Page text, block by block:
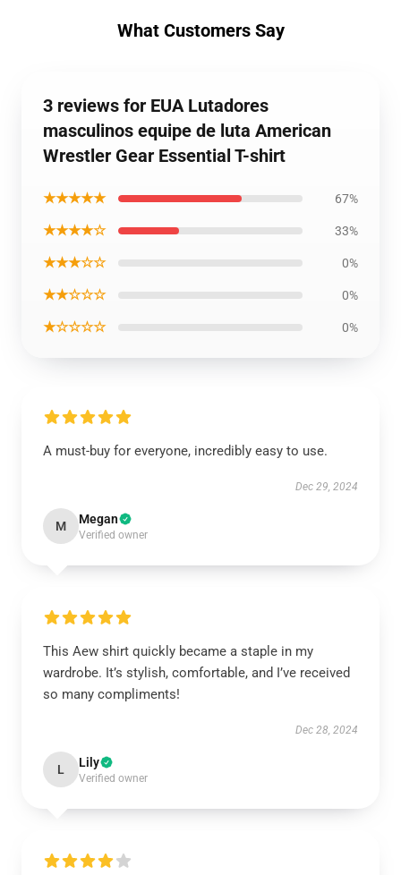
What Customers Say
3 reviews for EUA Lutadores
masculinos equipe de luta American
Wrestler Gear Essential T-shirt
★★★★★ 67%
★★★★☆ 33%
★★★☆☆ 0%
★★☆☆☆ 0%
★☆☆☆☆ 0%
A must-buy for everyone, incredibly easy to use.
Dec 29, 2024
M Megan
Verified owner
This Aew shirt quickly became a staple in my
wardrobe. It’s stylish, comfortable, and I’ve received
so many compliments!
Dec 28, 2024
L Lily
Verified owner